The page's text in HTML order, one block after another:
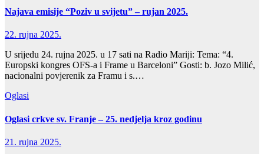
Najava emisije “Poziv u svijetu” – rujan 2025.
22. rujna 2025.
U srijedu 24. rujna 2025. u 17 sati na Radio Mariji: Tema: “4.
Europski kongres OFS-a i Frame u Barceloni” Gosti: b. Jozo Milić,
nacionalni povjerenik za Framu i s.…
Oglasi
Oglasi crkve sv. Franje – 25. nedjelja kroz godinu
21. rujna 2025.